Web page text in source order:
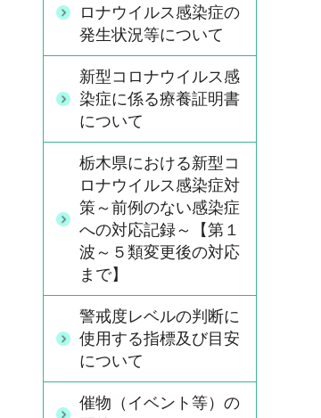
ロナウイルス感染症の
発生状況等について
新型コロナウイルス感
染症に係る療養証明書
について
栃木県における新型コ
ロナウイルス感染症対
策～前例のない感染症
への対応記録～【第１
波～５類変更後の対応
まで】
警戒度レベルの判断に
使用する指標及び目安
について
催物（イベント等）の